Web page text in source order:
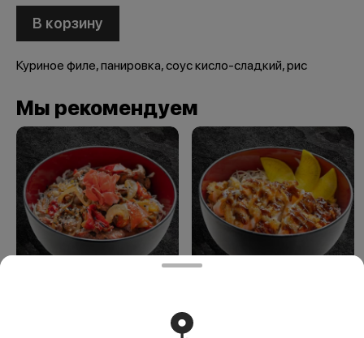
В корзину
Куриное филе, панировка, соус кисло-сладкий, рис
Мы рекомендуем
панировке